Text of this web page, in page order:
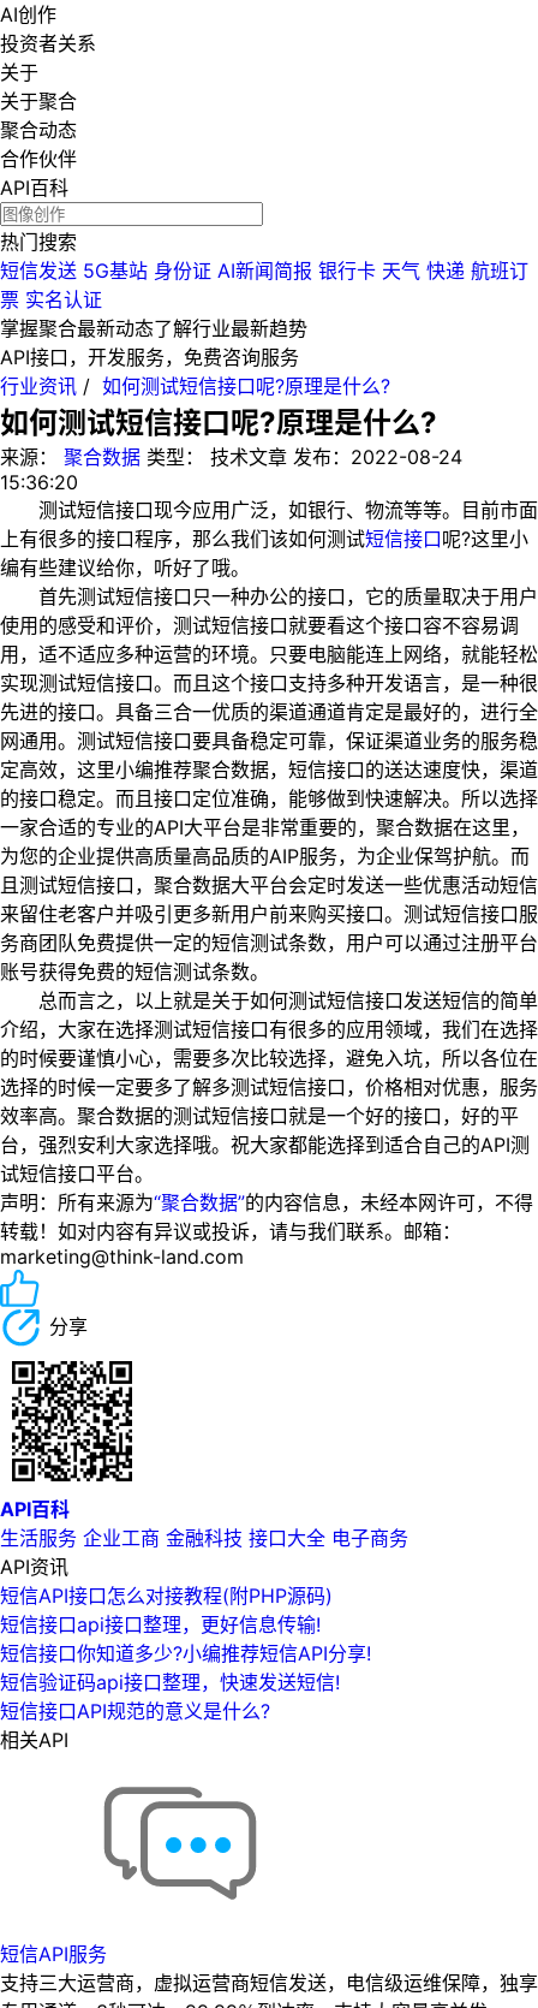
AI创作
投资者关系
关于
关于聚合
聚合动态
合作伙伴
API百科
热门搜索
短信发送 5G基站 身份证 AI新闻简报 银行卡 天气 快递 航班订
票 实名认证
掌握聚合最新动态了解行业最新趋势
API接口，开发服务，免费咨询服务
行业资讯 / 如何测试短信接口呢?原理是什么?
如何测试短信接口呢?原理是什么?
来源： 聚合数据 类型： 技术文章 发布： 2022-08-24
15:36:20
测试短信接口现今应用广泛，如银行、物流等等。目前市面
上有很多的接口程序，那么我们该如何测试短信接口呢?这里小
编有些建议给你，听好了哦。
首先测试短信接口只一种办公的接口，它的质量取决于用户
使用的感受和评价，测试短信接口就要看这个接口容不容易调
用，适不适应多种运营的环境。只要电脑能连上网络，就能轻松
实现测试短信接口。而且这个接口支持多种开发语言，是一种很
先进的接口。具备三合一优质的渠道通道肯定是最好的，进行全
网通用。测试短信接口要具备稳定可靠，保证渠道业务的服务稳
定高效，这里小编推荐聚合数据，短信接口的送达速度快，渠道
的接口稳定。而且接口定位准确，能够做到快速解决。所以选择
一家合适的专业的API大平台是非常重要的，聚合数据在这里，
为您的企业提供高质量高品质的AIP服务，为企业保驾护航。而
且测试短信接口，聚合数据大平台会定时发送一些优惠活动短信
来留住老客户并吸引更多新用户前来购买接口。测试短信接口服
务商团队免费提供一定的短信测试条数，用户可以通过注册平台
账号获得免费的短信测试条数。
总而言之，以上就是关于如何测试短信接口发送短信的简单
介绍，大家在选择测试短信接口有很多的应用领域，我们在选择
的时候要谨慎小心，需要多次比较选择，避免入坑，所以各位在
选择的时候一定要多了解多测试短信接口，价格相对优惠，服务
效率高。聚合数据的测试短信接口就是一个好的接口，好的平
台，强烈安利大家选择哦。祝大家都能选择到适合自己的API测
试短信接口平台。
声明：所有来源为“聚合数据”的内容信息，未经本网许可，不得
转载！如对内容有异议或投诉，请与我们联系。邮箱：
marketing@think-land.com
分享
API百科
生活服务 企业工商 金融科技 接口大全 电子商务
API资讯
短信API接口怎么对接教程(附PHP源码)
短信接口api接口整理，更好信息传输!
短信接口你知道多少?小编推荐短信API分享!
短信验证码api接口整理，快速发送短信!
短信接口API规范的意义是什么?
相关API
短信API服务
支持三大运营商，虚拟运营商短信发送，电信级运维保障，独享